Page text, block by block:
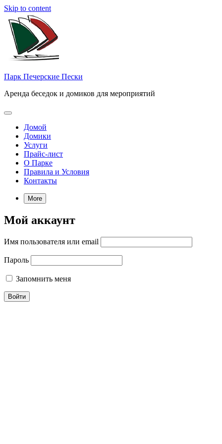
Skip to content
Парк Печерские Пески
Аренда беседок и домиков для мероприятий
Домой
Домики
Услуги
Прайс-лист
О Парке
Правила и Условия
Контакты
More
Мой аккаунт
Имя пользователя или email
Пароль
Запомнить меня